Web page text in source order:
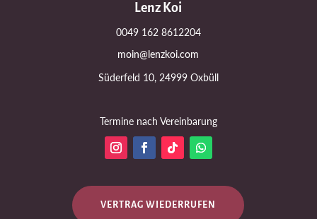
Lenz Koi
0049 162 8612204
moin@lenzkoi.com
Süderfeld 10, 24999 Oxbüll
Termine nach Vereinbarung
VERTRAG WIEDERRUFEN